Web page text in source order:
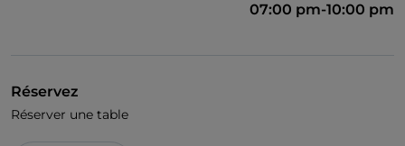
07:00 pm-10:00 pm
Réservez
Réserver une table